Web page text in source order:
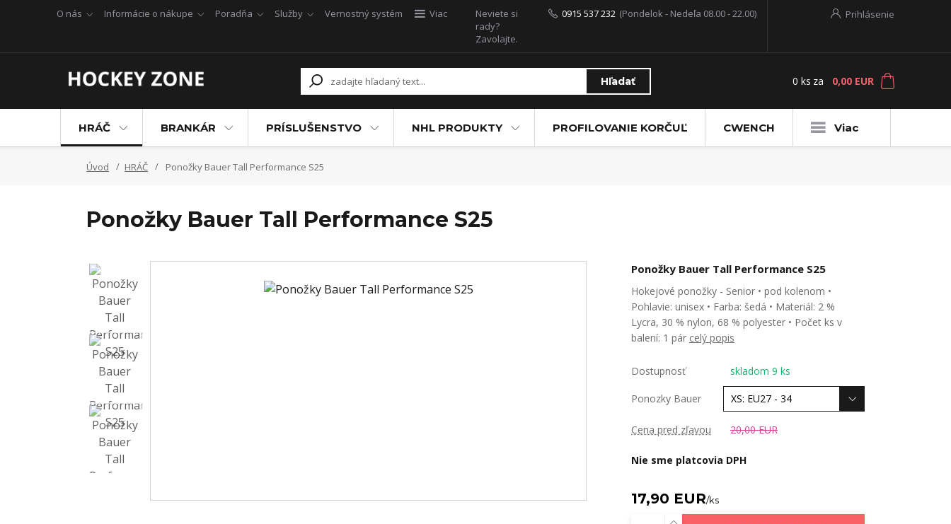
O nás Informácie o nákupe Poradňa Služby Vernostný systém Viac Prihlásenie
Hľadať
Neviete si
rady?
Zavolajte.
0915 537 232 (Pondelok - Nedeľa 08.00 - 22.00)
0 ks za 0,00 EUR
HRÁČ BRANKÁR PRÍSLUŠENSTVO NHL PRODUKTY PROFILOVANIE KORČUĽ CWENCH Viac
Úvod HRÁČ Ponožky Bauer Tall Performance S25
Ponožky Bauer Tall Performance S25
Ponožky Bauer Tall Performance S25
Hokejové ponožky - Senior • pod kolenom •
Pohlavie: unisex • Farba: šedá • Materiál: 2 %
Lycra, 30 % nylon, 68 % polyester • Počet ks v
balení: 1 pár celý popis
Dostupnosť skladom 9 ks
Ponozky Bauer
Cena pred zľavou 20,00 EUR
Nie sme platcovia DPH
17,90 EUR/ks